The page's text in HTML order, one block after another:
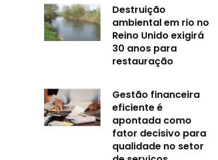
Destruição
ambiental em rio no
Reino Unido exigirá
30 anos para
restauração
Gestão financeira
eficiente é
apontada como
fator decisivo para
qualidade no setor